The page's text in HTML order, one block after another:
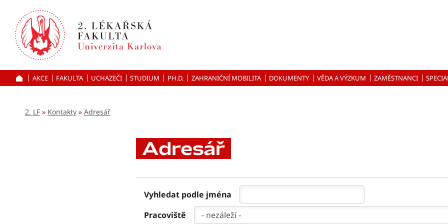
k hlavnímu
obsahu
ÚVOD
AKCE FAKULTA UCHAZEČI STUDIUM PH.D. ZAHRANIČNÍ MOBILITA DOKUMENTY VĚDA A VÝZKUM ZAMĚSTNANCI
2. LF Kontakty Adresář
Adresář
Vyhledat podle jména
Pracoviště